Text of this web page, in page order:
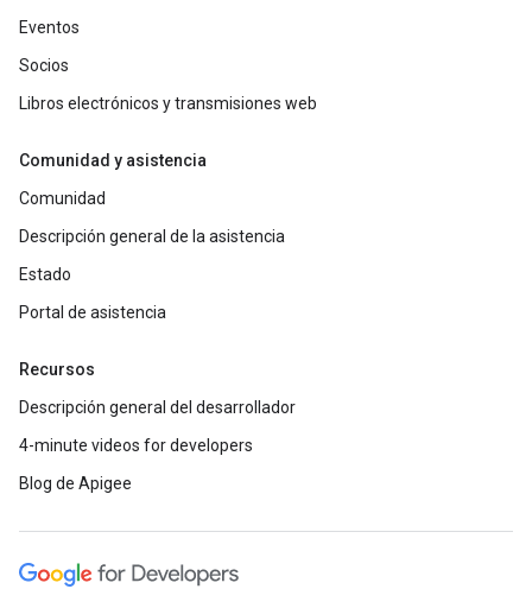
Eventos
Socios
Libros electrónicos y transmisiones web
Comunidad y asistencia
Comunidad
Descripción general de la asistencia
Estado
Portal de asistencia
Recursos
Descripción general del desarrollador
4-minute videos for developers
Blog de Apigee